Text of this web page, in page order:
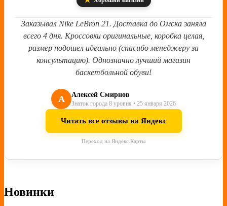
Заказывал Nike LeBron 21. Доставка до Омска заняла
всего 4 дня. Кроссовки оригинальные, коробка целая,
размер подошел идеально (спасибо менеджеру за
консультацию). Однозначно лучший магазин
баскетбольной обуви!
А Алексей Смирнов
Знаток города 8 уровня • 25 января 2026
Читать все отзывы на Яндекс
Переход на Яндекс.Карты
Новинки